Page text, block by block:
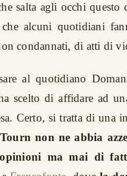
salta agli occhi questo
che alcuni quotidiani
condannati, di atti di
al quotidiano
scelto di affidare ad
Certo, si tratta di una
non ne abbia
ma mai di